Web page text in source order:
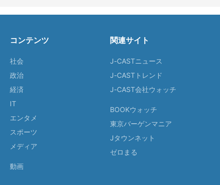
コンテンツ
社会
政治
経済
IT
エンタメ
スポーツ
メディア
動画
関連サイト
J-CASTニュース
J-CASTトレンド
J-CAST会社ウォッチ
BOOKウォッチ
東京バーゲンマニア
Jタウンネット
ゼロまる